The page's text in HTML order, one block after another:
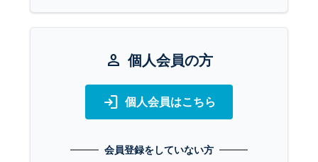
person 個人会員の方
login 個人会員はこちら
会員登録をしていない方